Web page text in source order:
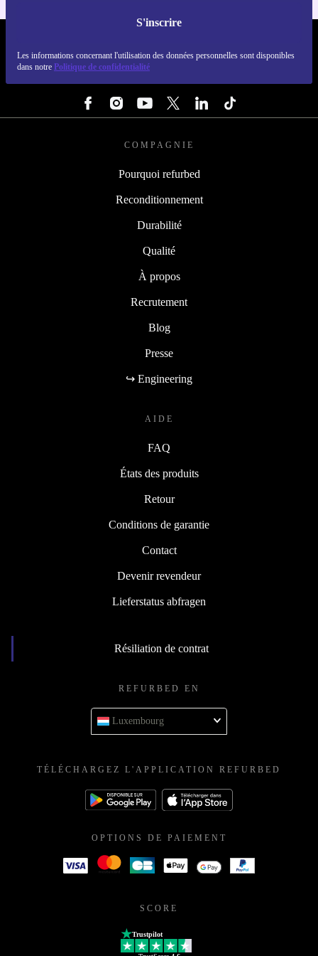
S'inscrire
Les informations concernant l'utilisation des données personnelles sont disponibles
dans notre Politique de confidentialité
COMPAGNIE
Pourquoi refurbed
Reconditionnement
Durabilité
Qualité
À propos
Recrutement
Blog
Presse
↪ Engineering
AIDE
FAQ
États des produits
Retour
Conditions de garantie
Contact
Devenir revendeur
Lieferstatus abfragen
Résiliation de contrat
REFURBED EN
Luxembourg
TÉLÉCHARGEZ L'APPLICATION REFURBED
OPTIONS DE PAIEMENT
SCORE
Trustpilot